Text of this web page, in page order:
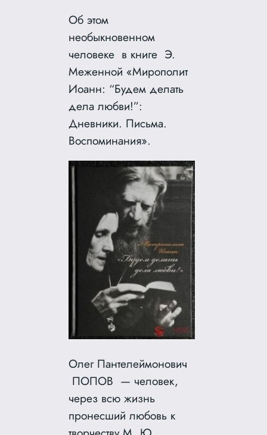
Об этом
необыкновенном
человеке в книге Э.
Меженной «Мирополит
Иоанн: “Будем делать
дела любви!”:
Дневники. Письма.
Воспоминания».
Олег Пантелеймонович
ПОПОВ — человек,
через всю жизнь
пронесший любовь к